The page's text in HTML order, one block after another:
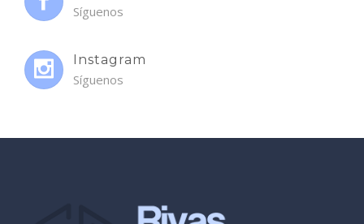
Síguenos
Instagram
Síguenos